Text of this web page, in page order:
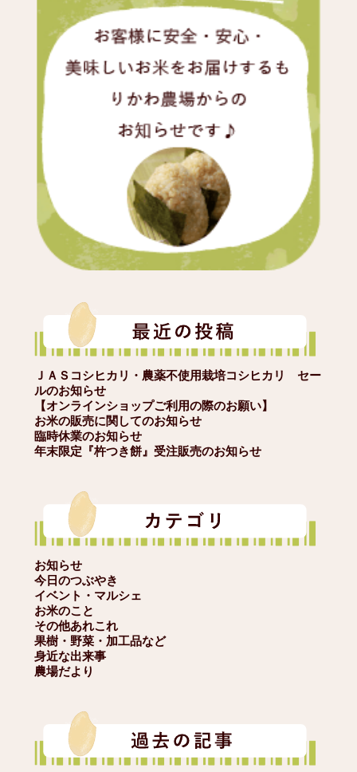
ＪＡＳコシヒカリ・農薬不使用栽培コシヒカリ セー
ルのお知らせ
【オンラインショップご利用の際のお願い】
お米の販売に関してのお知らせ
臨時休業のお知らせ
年末限定『杵つき餅』受注販売のお知らせ
お知らせ
今日のつぶやき
イベント・マルシェ
お米のこと
その他あれこれ
果樹・野菜・加工品など
身近な出来事
農場だより